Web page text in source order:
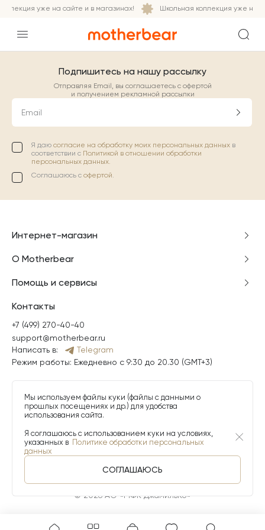
уже на сайте и в магазинах! Школьная коллекция уже на
Подпишитесь на нашу рассылку
Отправляя Email, вы соглашаетесь с офертой
и получением рекламной рассылки
Email
Я даю согласие на обработку моих персональных данных в
соответствии с Политикой в отношении обработки
персональных данных.
Соглашаюсь с офертой.
Интернет-магазин
О Motherbear
Помощь и сервисы
Контакты
+7 (499) 270-40-40
support@motherbear.ru
Написать в:
Telegram
Режим работы: Ежедневно с 9:30 до 20.30 (GMT+3)
© 2026 АО «МФК ДжамильКо»
Мы используем файлы куки (файлы с данными о
прошлых посещениях и др.) для удобства
использования сайта.
Я соглашаюсь с использованием куки на условиях,
указанных в Политике обработки персональных
данных
СОГЛАШАЮСЬ